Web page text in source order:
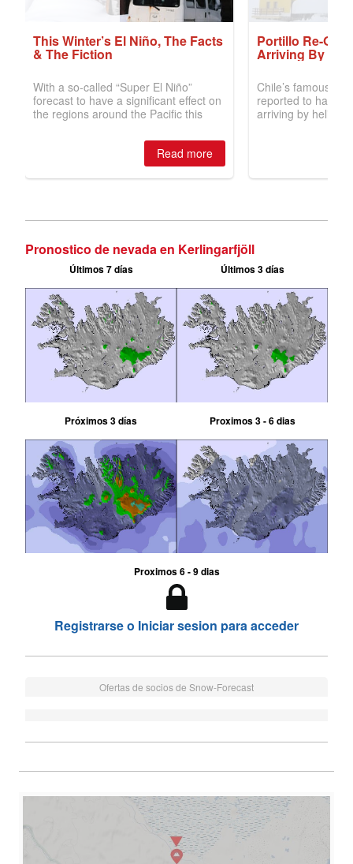
Pronostico de nevada en Kerlingarfjöll
Últimos 7 días Últimos 3 días
Próximos 3 días Proximos 3 - 6 dias
Proximos 6 - 9 dias
Registrarse o Iniciar sesion para acceder
Ofertas de socios de Snow-Forecast